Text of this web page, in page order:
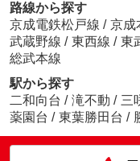
路線から探す
京成電鉄松戸線 / 京成
武蔵野線 / 東西線 / 東
総武本線
駅から探す
二和向台 / 滝不動 / 三
薬園台 / 東葉勝田台 /